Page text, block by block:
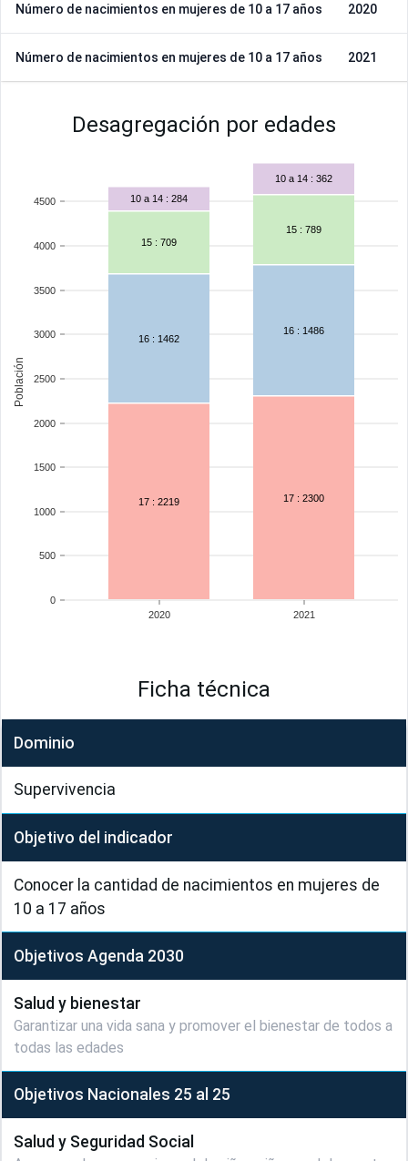
Número de nacimientos en mujeres de 10 a 17 años 2020
Número de nacimientos en mujeres de 10 a 17 años 2021
Desagregación por edades
2020 2021
0
500
1000
1500
2000
2500
3000
3500
4000
4500
Población
17 : 2219 17 : 2300
16 : 1462
16 : 1486
15 : 709
15 : 789
10 a 14 : 284
10 a 14 : 362
Ficha técnica
Dominio
Supervivencia
Objetivo del indicador
Conocer la cantidad de nacimientos en mujeres de
10 a 17 años
Objetivos Agenda 2030
Salud y bienestar
Garantizar una vida sana y promover el bienestar de todos a
todas las edades
Objetivos Nacionales 25 al 25
Salud y Seguridad Social